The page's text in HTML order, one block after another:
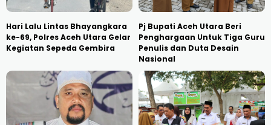
Hari Lalu Lintas Bhayangkara
ke-69, Polres Aceh Utara Gelar
Kegiatan Sepeda Gembira
Pj Bupati Aceh Utara Beri
Penghargaan Untuk Tiga Guru
Penulis dan Duta Desain
Nasional